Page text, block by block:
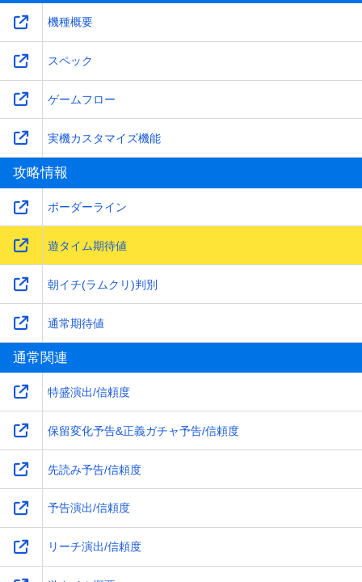
機種概要
スペック
ゲームフロー
実機カスタマイズ機能
攻略情報
ボーダーライン
遊タイム期待値
朝イチ(ラムクリ)判別
通常期待値
通常関連
特盛演出/信頼度
保留変化予告&正義ガチャ予告/信頼度
先読み予告/信頼度
予告演出/信頼度
リーチ演出/信頼度